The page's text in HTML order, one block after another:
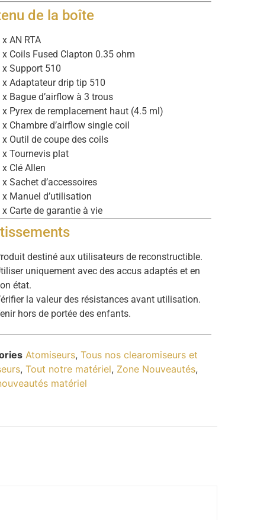
de la boîte
x AN RTA
x Coils Fused Clapton 0.35 ohm
x Support 510
x Adaptateur drip tip 510
x Bague d’airflow à 3 trous
x Pyrex de remplacement haut (4.5 ml)
x Chambre d’airflow single coil
x Outil de coupe des coils
x Tournevis plat
x Clé Allen
x Sachet d’accessoires
x Manuel d’utilisation
x Carte de garantie à vie
destiné aux utilisateurs de reconstructible.
uniquement avec des accus adaptés et en
état.
la valeur des résistances avant utilisation.
hors de portée des enfants.
Atomiseurs,Tous nos clearomiseurs et
,Tout notre matériel, Zone Nouveautés,
matériel